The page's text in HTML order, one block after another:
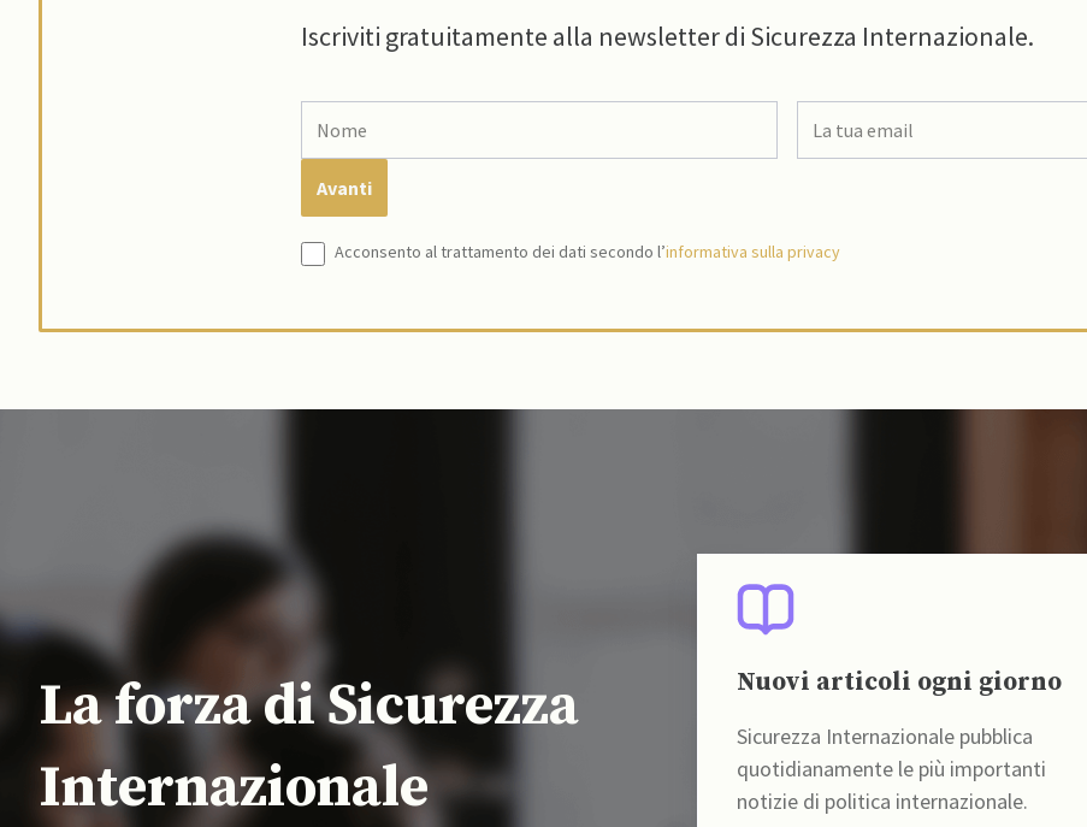
Iscriviti gratuitamente alla newsletter di Sicurezza Internazionale.
Acconsento al trattamento dei dati secondo l’informativa sulla privacy
La forza di Sicurezza
Internazionale
Nuovi articoli ogni giorno
Sicurezza Internazionale pubblica
quotidianamente le più importanti
notizie di politica internazionale.